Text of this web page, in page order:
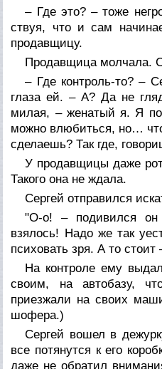
– Где это? – тоже
ствуя, что и сам
продавщицу.
Продавщица молчала.
– Где контроль-то? –
глаза ей. – А? Да не
милая, – женатый я. Я
можно влюбиться, но…
сделаешь? Так где,
У продавщицы даже
Такого она не ждала.
Сергей отправился
"О-о! – подивился
взялось! Надо же так
психовать зря. А то стоит
На контроле ему
своим, на автобазу,
приезжали на своих
шофера.)
Сергей вошел в
все потянутся к его
даже не обратил